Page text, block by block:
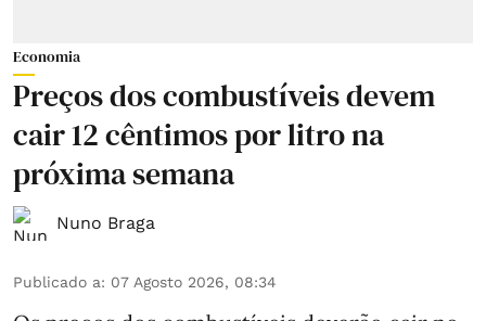
Economia
Preços dos combustíveis devem
cair 12 cêntimos por litro na
próxima semana
Nuno Braga
Publicado a: 07 Agosto 2026, 08:34